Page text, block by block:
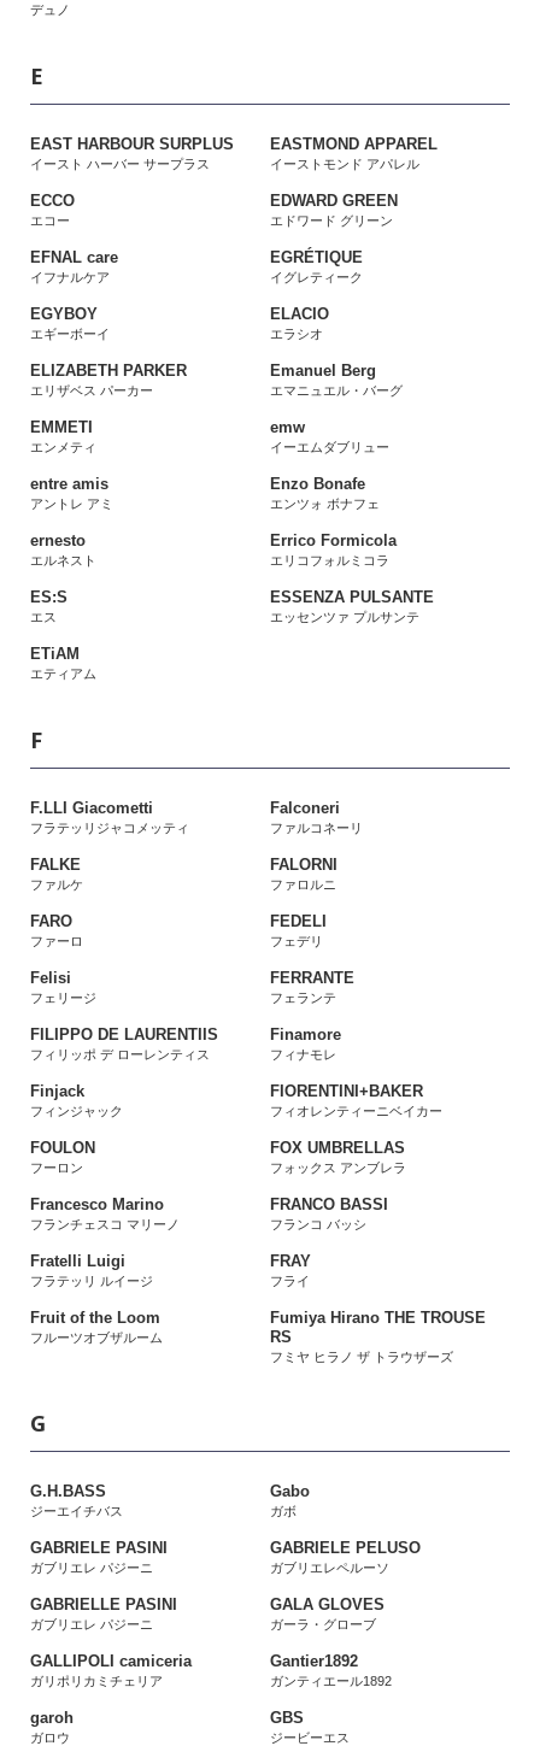
デュノ
E
EAST HARBOUR SURPLUS
イースト ハーバー サープラス
EASTMOND APPAREL
イーストモンド アパレル
ECCO
エコー
EDWARD GREEN
エドワード グリーン
EFNAL care
イフナルケア
EGRÉTIQUE
イグレティーク
EGYBOY
エギーボーイ
ELACIO
エラシオ
ELIZABETH PARKER
エリザベス パーカー
Emanuel Berg
エマニュエル・バーグ
EMMETI
エンメティ
emw
イーエムダブリュー
entre amis
アントレ アミ
Enzo Bonafe
エンツォ ボナフェ
ernesto
エルネスト
Errico Formicola
エリコフォルミコラ
ES:S
エス
ESSENZA PULSANTE
エッセンツァ プルサンテ
ETiAM
エティアム
F
F.LLI Giacometti
フラテッリジャコメッティ
Falconeri
ファルコネーリ
FALKE
ファルケ
FALORNI
ファロルニ
FARO
ファーロ
FEDELI
フェデリ
Felisi
フェリージ
FERRANTE
フェランテ
FILIPPO DE LAURENTIIS
フィリッポ デ ローレンティス
Finamore
フィナモレ
Finjack
フィンジャック
FIORENTINI+BAKER
フィオレンティーニベイカー
FOULON
フーロン
FOX UMBRELLAS
フォックス アンブレラ
Francesco Marino
フランチェスコ マリーノ
FRANCO BASSI
フランコ バッシ
Fratelli Luigi
フラテッリ ルイージ
FRAY
フライ
Fruit of the Loom
フルーツオブザルーム
Fumiya Hirano THE TROUSE
RS
フミヤ ヒラノ ザ トラウザーズ
G
G.H.BASS
ジーエイチバス
Gabo
ガボ
GABRIELE PASINI
ガブリエレ パジーニ
GABRIELE PELUSO
ガブリエレペルーソ
GABRIELLE PASINI
ガブリエレ パジーニ
GALA GLOVES
ガーラ・グローブ
GALLIPOLI camiceria
ガリポリカミチェリア
Gantier1892
ガンティエール1892
garoh
ガロウ
GBS
ジービーエス